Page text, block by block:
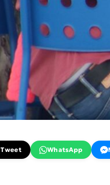
Tweet WhatsApp